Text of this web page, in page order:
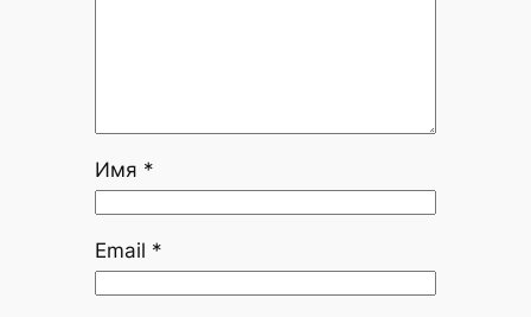
Имя *
Email *